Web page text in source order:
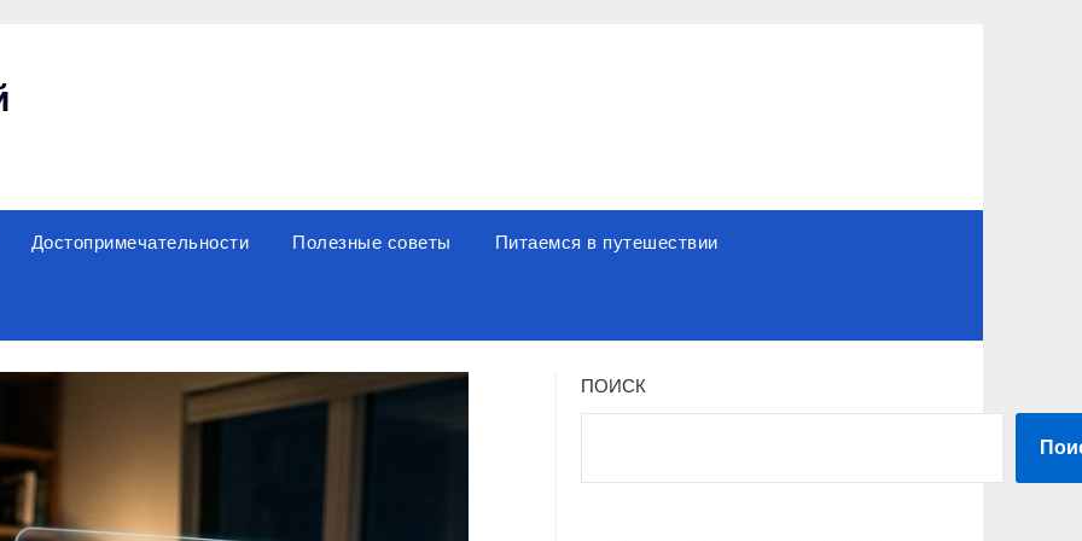
Достопримечательности Полезные советы Питаемся в путешествии
ПОИСК